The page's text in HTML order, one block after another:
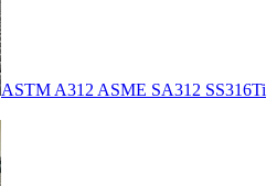
ASTM A312 ASME SA312 SS316Ti